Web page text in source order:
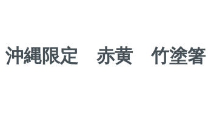
お肉 海産
沖縄料理 沖
塩 お酢
こう 伝統菓子
ビール・チューハイ ワ
ボディケア
レディース
伝統工芸品 箸・
沖縄限定 赤黄 竹塗